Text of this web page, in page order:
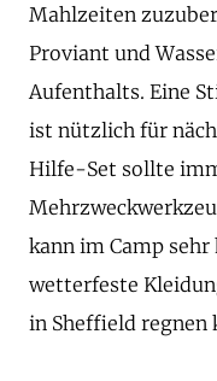
Mahlzeiten
Proviant und
Aufenthalts. Eine
ist nützlich für
Hilfe-Set sollte
kann im Camp
wetterfeste
in Sheffield regnen